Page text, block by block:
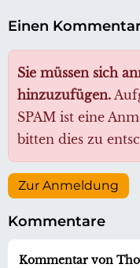
Einen
Sie müssen sich
hinzuzufügen.
SPAM ist eine
bitten dies zu
Zur Anmeldung
Kommentare
Kommentar von